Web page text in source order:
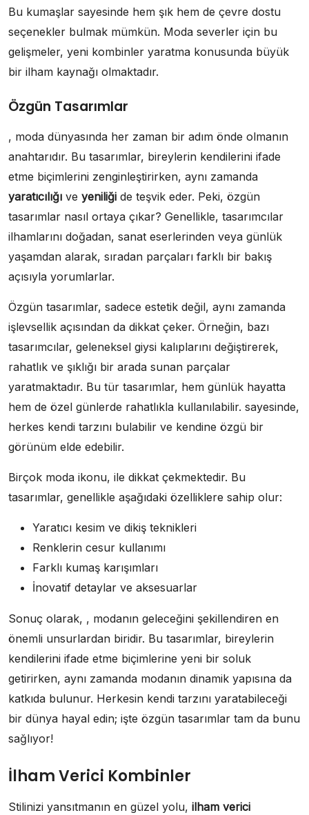
Bu kumaşlar sayesinde hem şık hem de çevre dostu
seçenekler bulmak mümkün. Moda severler için bu
gelişmeler, yeni kombinler yaratma konusunda büyük
bir ilham kaynağı olmaktadır.
Özgün Tasarımlar
, moda dünyasında her zaman bir adım önde olmanın
anahtarıdır. Bu tasarımlar, bireylerin kendilerini ifade
etme biçimlerini zenginleştirirken, aynı zamanda
yaratıcılığı ve yeniliği de teşvik eder. Peki, özgün
tasarımlar nasıl ortaya çıkar? Genellikle, tasarımcılar
ilhamlarını doğadan, sanat eserlerinden veya günlük
yaşamdan alarak, sıradan parçaları farklı bir bakış
açısıyla yorumlarlar.
Özgün tasarımlar, sadece estetik değil, aynı zamanda
işlevsellik açısından da dikkat çeker. Örneğin, bazı
tasarımcılar, geleneksel giysi kalıplarını değiştirerek,
rahatlık ve şıklığı bir arada sunan parçalar
yaratmaktadır. Bu tür tasarımlar, hem günlük hayatta
hem de özel günlerde rahatlıkla kullanılabilir. sayesinde,
herkes kendi tarzını bulabilir ve kendine özgü bir
görünüm elde edebilir.
Birçok moda ikonu, ile dikkat çekmektedir. Bu
tasarımlar, genellikle aşağıdaki özelliklere sahip olur:
Yaratıcı kesim ve dikiş teknikleri
Renklerin cesur kullanımı
Farklı kumaş karışımları
İnovatif detaylar ve aksesuarlar
Sonuç olarak, , modanın geleceğini şekillendiren en
önemli unsurlardan biridir. Bu tasarımlar, bireylerin
kendilerini ifade etme biçimlerine yeni bir soluk
getirirken, aynı zamanda modanın dinamik yapısına da
katkıda bulunur. Herkesin kendi tarzını yaratabileceği
bir dünya hayal edin; işte özgün tasarımlar tam da bunu
sağlıyor!
İlham Verici Kombinler
Stilinizi yansıtmanın en güzel yolu, ilham verici